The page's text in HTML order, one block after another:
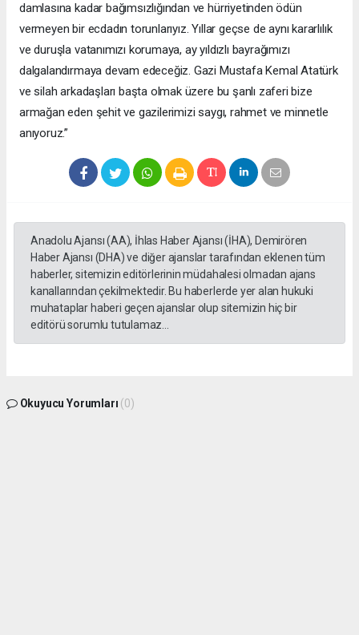
damlasına kadar bağımsızlığından ve hürriyetinden ödün
vermeyen bir ecdadın torunlarıyız. Yıllar geçse de aynı kararlılık
ve duruşla vatanımızı korumaya, ay yıldızlı bayrağımızı
dalgalandırmaya devam edeceğiz. Gazi Mustafa Kemal Atatürk
ve silah arkadaşları başta olmak üzere bu şanlı zaferi bize
armağan eden şehit ve gazilerimizi saygı, rahmet ve minnetle
anıyoruz.”
Anadolu Ajansı (AA), İhlas Haber Ajansı (İHA), Demirören
Haber Ajansı (DHA) ve diğer ajanslar tarafından eklenen tüm
haberler, sitemizin editörlerinin müdahalesi olmadan ajans
kanallarından çekilmektedir. Bu haberlerde yer alan hukuki
muhataplar haberi geçen ajanslar olup sitemizin hiç bir
editörü sorumlu tutulamaz...
Okuyucu Yorumları (0)